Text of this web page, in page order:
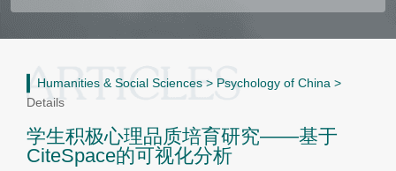
Humanities & Social Sciences > Psychology of China >
Details
学生积极心理品质培育研究——基于
CiteSpace的可视化分析